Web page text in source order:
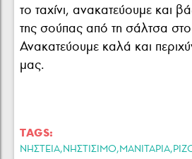
το ταχίνι, ανακατεύουμε και
της σούπας από τη σάλτσα στο
Ανακατεύουμε καλά και
μας.
TAGS:
ΝΗΣΤΕΙΑ,ΝΗΣΤΙΣΙΜΟ,ΜΑΝΙΤΑΡΙΑ,